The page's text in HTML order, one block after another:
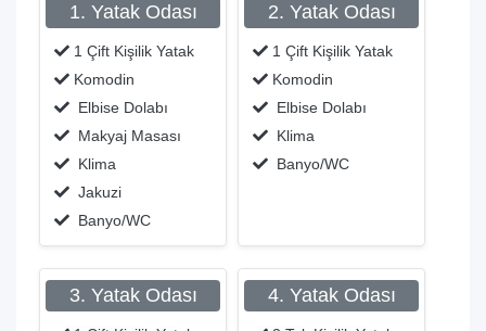
1. Yatak Odası
1 Çift Kişilik Yatak
Komodin
Elbise Dolabı
Makyaj Masası
Klima
Jakuzi
Banyo/WC
2. Yatak Odası
1 Çift Kişilik Yatak
Komodin
Elbise Dolabı
Klima
Banyo/WC
3. Yatak Odası 4. Yatak Odası